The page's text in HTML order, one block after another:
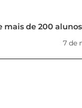
mais de 200
7 de